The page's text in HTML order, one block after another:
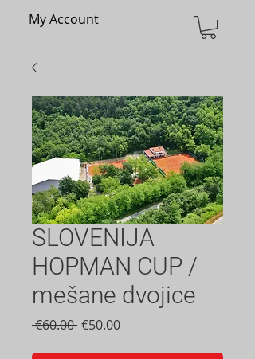
My Account
SLOVENIJA
HOPMAN CUP /
mešane dvojice
€60.00 Regular
€50.00Sale